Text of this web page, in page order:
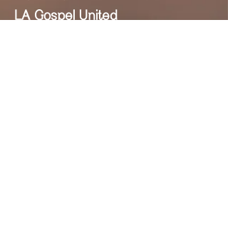
LA Gospel United